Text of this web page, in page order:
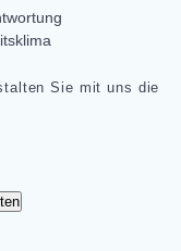
Sie mit uns die